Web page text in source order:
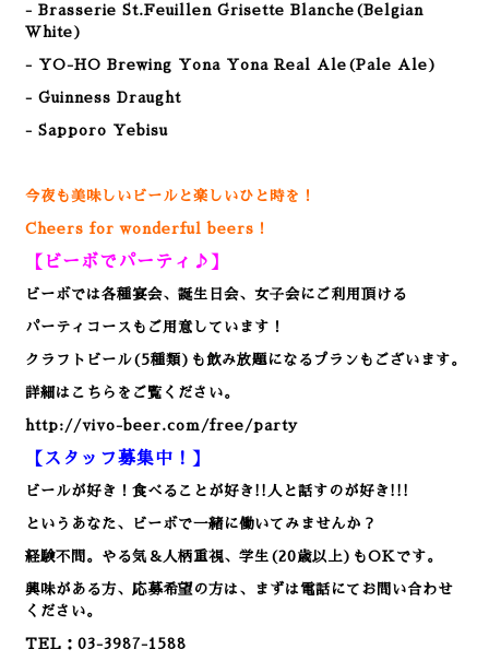
- Brasserie St.Feuillen Grisette Blanche(Belgian
White)
- YO-HO Brewing Yona Yona Real Ale(Pale Ale)
- Guinness Draught
- Sapporo Yebisu
今夜も美味しいビールと楽しいひと時を！
Cheers for wonderful beers！
【ビーボでパーティ♪】
ビーボでは各種宴会、誕生日会、女子会にご利用頂ける
パーティコースもご用意しています！
クラフトビール(5種類)も飲み放題になるプランもございます。
詳細はこちらをご覧ください。
http://vivo-beer.com/free/party
【スタッフ募集中！】
ビールが好き！食べることが好き!!人と話すのが好き!!!
というあなた、ビーボで一緒に働いてみませんか？
経験不問。やる気＆人柄重視、学生(20歳以上)もOKです。
興味がある方、応募希望の方は、まずは電話にてお問い合わせ
ください。
TEL：03-3987-1588